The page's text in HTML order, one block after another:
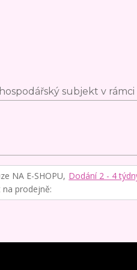
subjekt v
NA E-SHOPU,
na prodejně
Dodání 2 - 4